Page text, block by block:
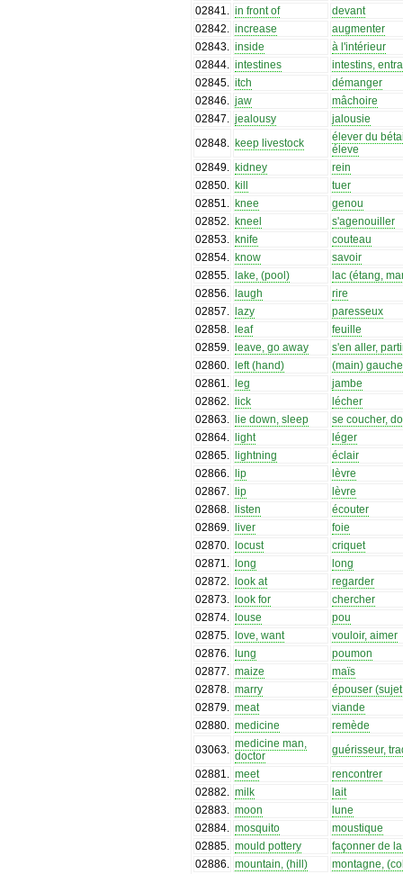
02841
in front of
devant
02842
increase
augmenter
02843
inside
à l'intérieur
02844
intestines
intestins,
02845
itch
démanger
02846
jaw
mâchoire
02847
jealousy
jalousie
02848
keep livestock
élever du
éleve
02849
kidney
rein
02850
kill
tuer
02851
knee
genou
02852
kneel
s'agenouiller
02853
knife
couteau
02854
know
savoir
02855
lake, (pool)
lac (étang,
02856
laugh
rire
02857
lazy
paresseux
02858
leaf
feuille
02859
leave, go away
s'en aller,
02860
left (hand)
(main) gauche
02861
leg
jambe
02862
lick
lécher
02863
lie down, sleep
se coucher,
02864
light
léger
02865
lightning
éclair
02866
lip
lèvre
02867
lip
lèvre
02868
listen
écouter
02869
liver
foie
02870
locust
criquet
02871
long
long
02872
look at
regarder
02873
look for
chercher
02874
louse
pou
02875
love, want
vouloir, aimer
02876
lung
poumon
02877
maize
maïs
02878
marry
épouser
02879
meat
viande
02880
medicine
remède
03063
medicine man,
doctor
guérisseur,
02881
meet
rencontrer
02882
milk
lait
02883
moon
lune
02884
mosquito
moustique
02885
mould pottery
façonner de
02886
mountain, (hill)
montagne,